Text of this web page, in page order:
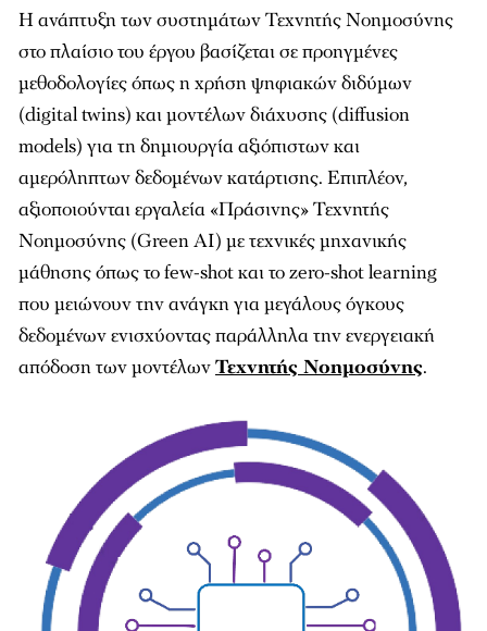
Η ανάπτυξη των συστημάτων Τεχνητής Νοημοσύνης
στο πλαίσιο του έργου βασίζεται σε προηγμένες
μεθοδολογίες όπως η χρήση ψηφιακών διδύμων
(digital twins) και μοντέλων διάχυσης (diffusion
models) για τη δημιουργία αξιόπιστων και
αμερόληπτων δεδομένων κατάρτισης. Επιπλέον,
αξιοποιούνται εργαλεία «Πράσινης» Τεχνητής
Νοημοσύνης (Green AI) με τεχνικές μηχανικής
μάθησης όπως το few-shot και το zero-shot learning
που μειώνουν την ανάγκη για μεγάλους όγκους
δεδομένων ενισχύοντας παράλληλα την ενεργειακή
απόδοση των μοντέλωνΤεχνητής Νοημοσύνης.